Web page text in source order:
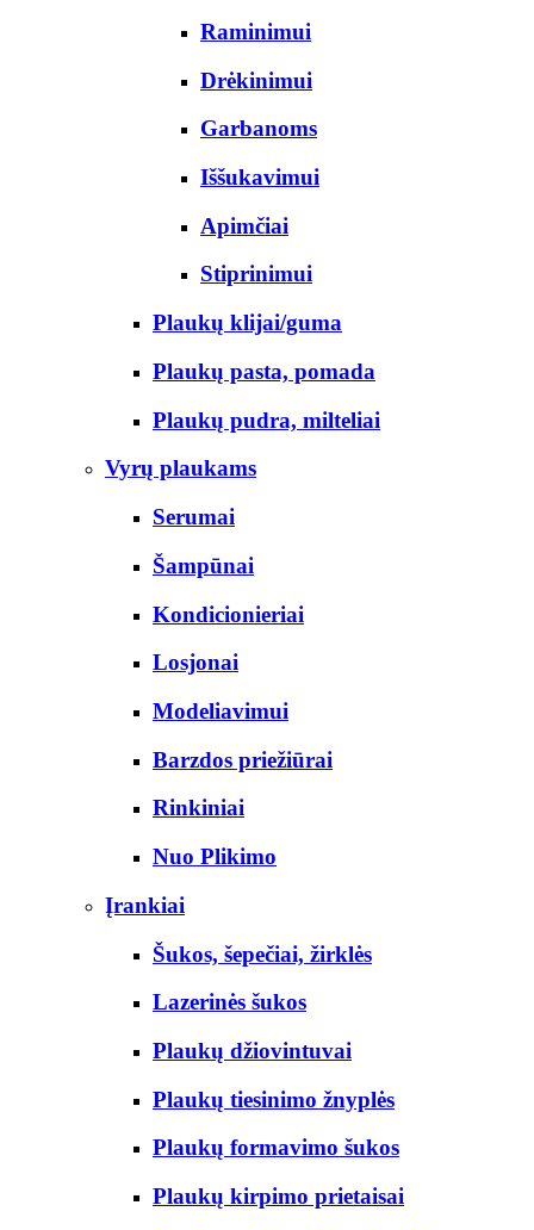
Raminimui
Drėkinimui
Garbanoms
Iššukavimui
Apimčiai
Stiprinimui
Plaukų klijai/guma
Plaukų pasta, pomada
Plaukų pudra, milteliai
Vyrų plaukams
Serumai
Šampūnai
Kondicionieriai
Losjonai
Modeliavimui
Barzdos priežiūrai
Rinkiniai
Nuo Plikimo
Įrankiai
Šukos, šepečiai, žirklės
Lazerinės šukos
Plaukų džiovintuvai
Plaukų tiesinimo žnyplės
Plaukų formavimo šukos
Plaukų kirpimo prietaisai